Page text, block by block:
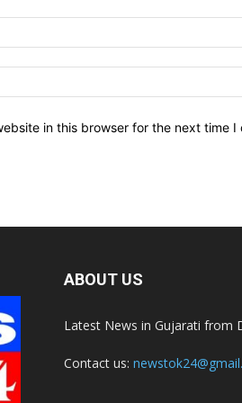
in this browser for the next time I
ABOUT US
Latest News in Gujarati from
Contact us: